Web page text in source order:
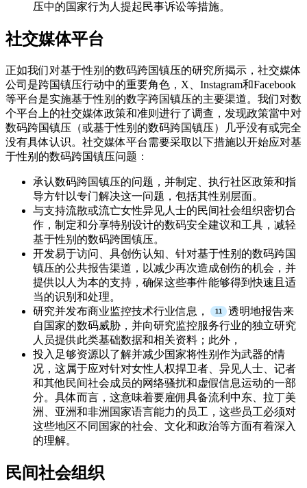
压中的国家行为人提起民事诉讼等措施。
社交媒体平台
正如我们对基于性别的数码跨国镇压的研究所揭示，社交媒体
公司是跨国镇压行动中的重要角色，X、Instagram和Facebook
等平台是实施基于性别的数字跨国镇压的主要渠道。我们对数
个平台上的社交媒体政策和准则进行了调查，发现政策當中对
数码跨国镇压（或基于性别的数码跨国镇压）几乎没有或完全
没有具体认识。社交媒体平台需要采取以下措施以开始应对基
于性别的数码跨国镇压问题：
承认数码跨国镇压的问题，并制定、执行社区政策和指
导方针以专门解决这一问题，包括其性别层面。
与支持流散或流亡女性异见人士的民间社会组织密切合
作，制定和分享特别设计的数码安全建议和工具，减轻
基于性别的数码跨国镇压。
开发易于访问、具创伤认知、针对基于性别的数码跨国
镇压的公共报告渠道，以减少再次造成创伤的机会，并
提供以人为本的支持，确保这些事件能够得到快速且适
当的识别和处理。
研究并发布商业监控技术行业信息，
透明地报告来
自国家的数码威胁，并向研究监控服务行业的独立研究
人员提供此类基础数据和相关资料；此外，
投入足够资源以了解并减少国家将性别作为武器的情
况，这属于应对针对女性人权捍卫者、异见人士、记者
和其他民间社会成员的网络骚扰和虚假信息运动的一部
分。具体而言，这意味着要雇佣具备流利中东、拉丁美
洲、亚洲和非洲国家语言能力的员工，这些员工必须对
这些地区不同国家的社会、文化和政治等方面有着深入
的理解。
民间社会组织